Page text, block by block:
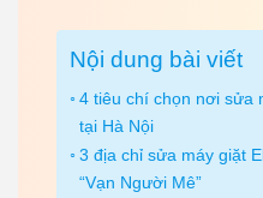
Nội dung bài viết
4 tiêu chí chọn nơi sửa
tại Hà Nội
3 địa chỉ sửa máy giặt
“Vạn Người Mê”